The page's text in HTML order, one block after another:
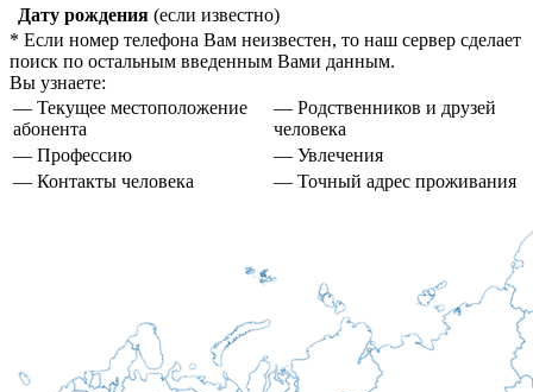
Дату рождения (если известно)
* Если номер телефона Вам неизвестен, то наш сервер сделает
поиск по остальным введенным Вами данным.
Вы узнаете:
— Текущее местоположение
абонента
— Родственников и друзей
человека
— Профессию
— Увлечения
— Контакты человека
— Точный адрес проживания